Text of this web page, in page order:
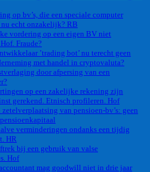
op bv’s, die een speciale computer
echt onzakelijk? RB
vordering op een eigen BV niet
Fraude?
’trading bot’ nu terecht geen
met handel in cryptovaluta?
door afpersing van een
op een zakelijke rekening zijn
gerekend. Etnisch profileren. Hof
zetelverplaatsing van pensioen-bv’s: geen
verminderingen ondanks een tijdig
HR
bij een gebruik van valse
Hof
mag goodwill niet in drie jaar